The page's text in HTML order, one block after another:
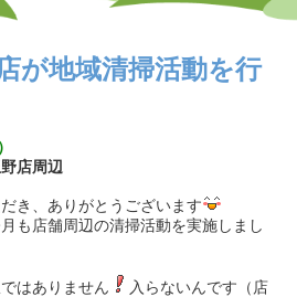
が地域清掃活動を行
店周辺
き、ありがとうございます
も店舗周辺の清掃活動を実施しまし
はありません
入らないんです（店